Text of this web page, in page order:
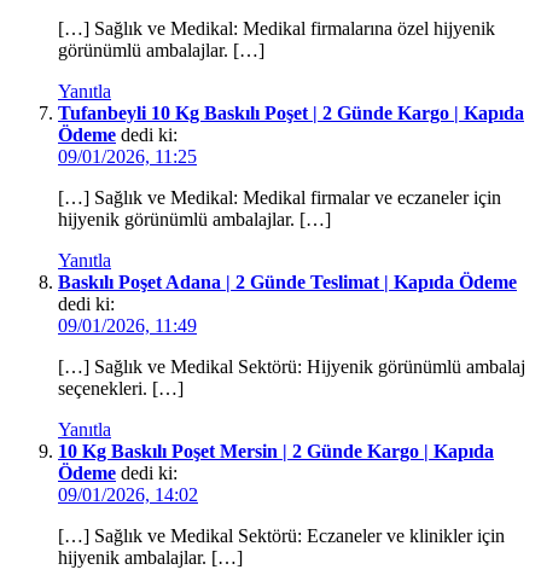
[…] Sağlık ve Medikal: Medikal firmalarına özel hijyenik
görünümlü ambalajlar. […]
Yanıtla
Tufanbeyli 10 Kg Baskılı Poşet | 2 Günde Kargo | Kapıda
Ödeme dedi ki:
09/01/2026, 11:25
[…] Sağlık ve Medikal: Medikal firmalar ve eczaneler için
hijyenik görünümlü ambalajlar. […]
Yanıtla
Baskılı Poşet Adana | 2 Günde Teslimat | Kapıda Ödeme
dedi ki:
09/01/2026, 11:49
[…] Sağlık ve Medikal Sektörü: Hijyenik görünümlü ambalaj
seçenekleri. […]
Yanıtla
10 Kg Baskılı Poşet Mersin | 2 Günde Kargo | Kapıda
Ödeme dedi ki:
09/01/2026, 14:02
[…] Sağlık ve Medikal Sektörü: Eczaneler ve klinikler için
hijyenik ambalajlar. […]